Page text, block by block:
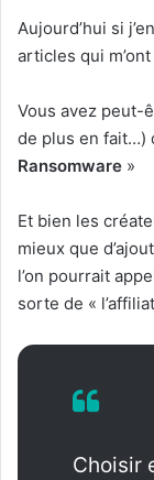
Aujourd’hui si
articles qui
Vous avez peut-
de plus en fait…)
Ransomware »
Et bien les
mieux que
l’on pourrait
sorte de «
Choisir